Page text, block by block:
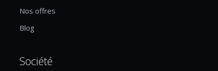
Nos offres
Blog
Société